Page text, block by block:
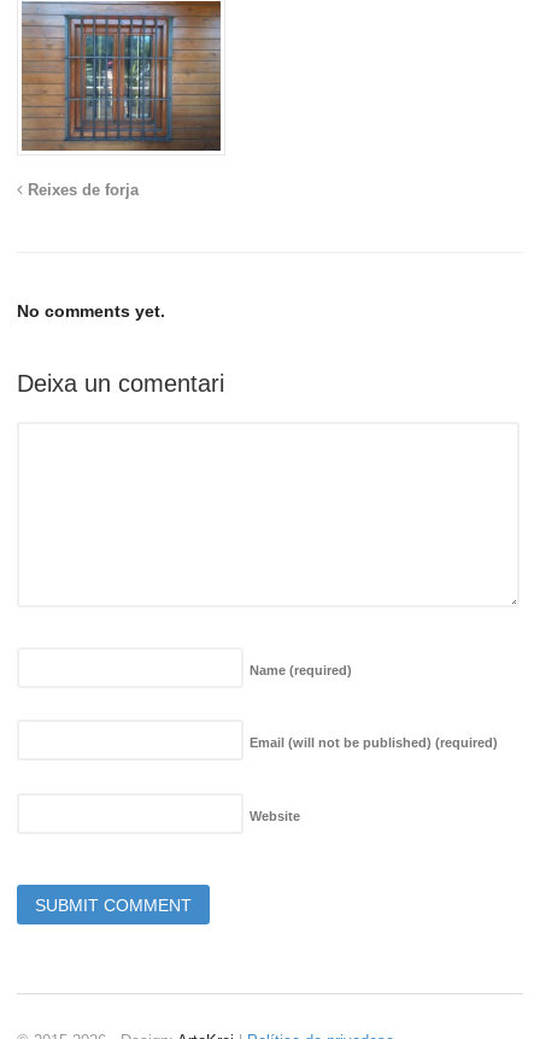
Reixes de forja
No comments yet.
Deixa un comentari
Name (required)
Email (will not be published) (required)
Website